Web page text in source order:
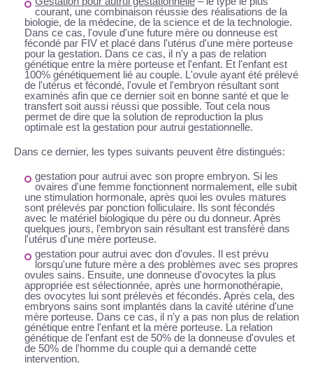
courant, une combinaison réussie des réalisations de la
biologie, de la médecine, de la science et de la technologie.
Dans ce cas, l'ovule d'une future mère ou donneuse est
fécondé par FIV et placé dans l'utérus d'une mère porteuse
pour la gestation. Dans ce cas, il n'y a pas de relation
génétique entre la mère porteuse et l'enfant. Et l'enfant est
100% génétiquement lié au couple. L'ovule ayant été prélevé
de l'utérus et fécondé, l'ovule et l'embryon résultant sont
examinés afin que ce dernier soit en bonne santé et que le
transfert soit aussi réussi que possible. Tout cela nous
permet de dire que la solution de reproduction la plus
optimale est la gestation pour autrui gestationnelle.
Dans ce dernier, les types suivants peuvent être distingués:
gestation pour autrui avec son propre embryon. Si les
ovaires d'une femme fonctionnent normalement, elle subit
une stimulation hormonale, après quoi les ovules matures
sont prélevés par ponction folliculaire. Ils sont fécondés
avec le matériel biologique du père ou du donneur. Après
quelques jours, l'embryon sain résultant est transféré dans
l'utérus d'une mère porteuse.
gestation pour autrui avec don d'ovules. Il est prévu
lorsqu'une future mère a des problèmes avec ses propres
ovules sains. Ensuite, une donneuse d'ovocytes la plus
appropriée est sélectionnée, après une hormonothérapie,
des ovocytes lui sont prélevés et fécondés. Après cela, des
embryons sains sont implantés dans la cavité utérine d'une
mère porteuse. Dans ce cas, il n'y a pas non plus de relation
génétique entre l'enfant et la mère porteuse. La relation
génétique de l'enfant est de 50% de la donneuse d'ovules et
de 50% de l'homme du couple qui a demandé cette
intervention.